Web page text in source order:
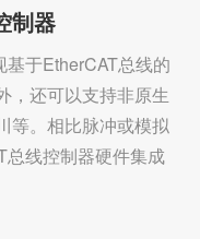
制器
于EtherCAT总线的
，还可以支持非原生
等。相比脉冲或模拟
线控制器硬件集成